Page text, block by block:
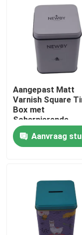
Fabriekstocht
Kwaliteitscontrole
Neem contact
Vraag een
Suikergoed Tin
Kaars Tin Can
Aangepast Matt
Varnish Square
Box met
Scharnierende
Dekselthee Tin
CanisterAanvraag